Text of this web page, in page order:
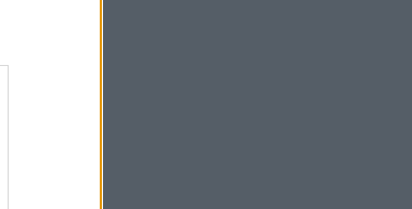
τον ιό του Δυτικού Νείλου -
κίνδυνος πυρκαγιάς
προεδρικές εκλογές: «Η